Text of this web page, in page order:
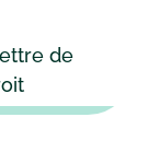
de